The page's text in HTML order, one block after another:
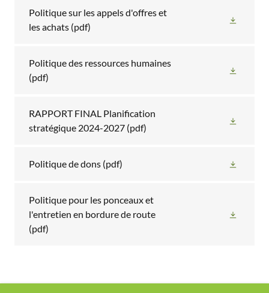
Politique sur les appels d'offres et
les achats (pdf)
Politique des ressources humaines
(pdf)
RAPPORT FINAL Planification
stratégique 2024-2027 (pdf)
Politique de dons (pdf)
Politique pour les ponceaux et
l'entretien en bordure de route
(pdf)